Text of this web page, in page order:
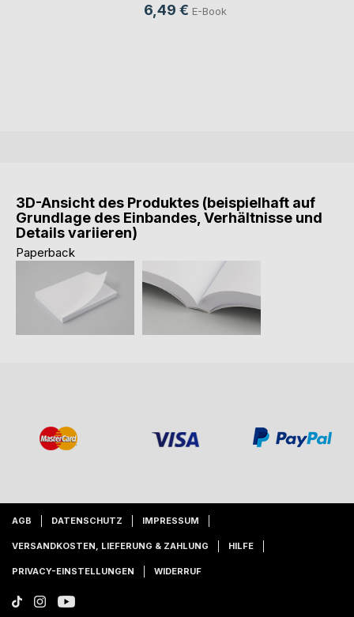
6,49 € E-Book
3D-Ansicht des Produktes (beispielhaft auf
Grundlage des Einbandes, Verhältnisse und
Details variieren)
Paperback
AGB DATENSCHUTZ IMPRESSUM
VERSANDKOSTEN, LIEFERUNG & ZAHLUNG HILFE
PRIVACY-EINSTELLUNGEN WIDERRUF